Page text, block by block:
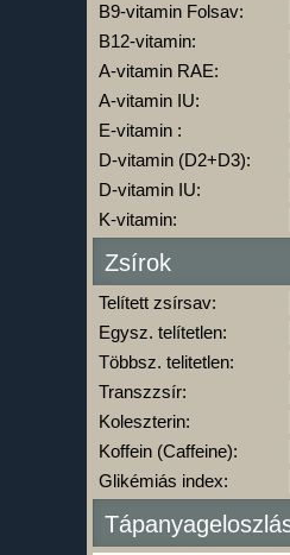
B9-vitamin Folsav:
B12-vitamin:
A-vitamin RAE:
A-vitamin IU:
E-vitamin :
D-vitamin (D2+D3):
D-vitamin IU:
K-vitamin:
Zsírok
Telített zsírsav:
Egysz. telítetlen:
Többsz. telitetlen:
Transzzsír:
Koleszterin:
Koffein (Caffeine):
Glikémiás index: